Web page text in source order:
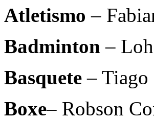
Atletismo –
Badminton –
Basquete –
Boxe– Robson